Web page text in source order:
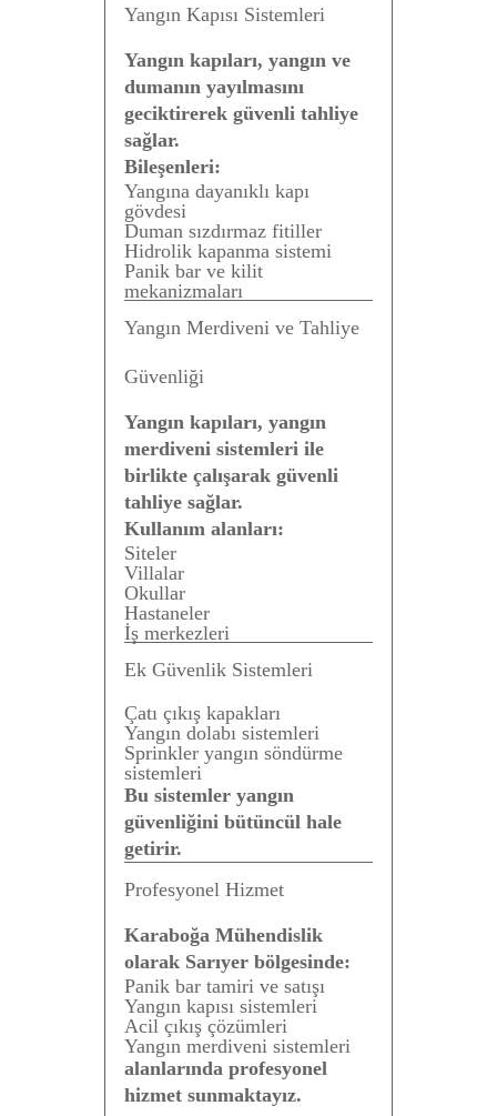
Yangın Kapısı Sistemleri
Yangın kapıları, yangın ve
dumanın yayılmasını
geciktirerek güvenli tahliye
sağlar.
Bileşenleri:
Yangına dayanıklı kapı
gövdesi
Duman sızdırmaz fitiller
Hidrolik kapanma sistemi
Panik bar ve kilit
mekanizmaları
Yangın Merdiveni ve Tahliye
Güvenliği
Yangın kapıları, yangın
merdiveni sistemleri ile
birlikte çalışarak güvenli
tahliye sağlar.
Kullanım alanları:
Siteler
Villalar
Okullar
Hastaneler
İş merkezleri
Ek Güvenlik Sistemleri
Çatı çıkış kapakları
Yangın dolabı sistemleri
Sprinkler yangın söndürme
sistemleri
Bu sistemler yangın
güvenliğini bütüncül hale
getirir.
Profesyonel Hizmet
Karaboğa Mühendislik
olarak Sarıyer bölgesinde:
Panik bar tamiri ve satışı
Yangın kapısı sistemleri
Acil çıkış çözümleri
Yangın merdiveni sistemleri
alanlarında profesyonel
hizmet sunmaktayız.